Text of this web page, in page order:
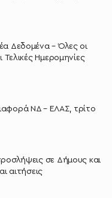
Δεδομένα – Όλες οι
Τελικές Ημερομηνίες
ΝΔ – ΕΛΑΣ, τρίτο
σε Δήμους και
αιτήσεις